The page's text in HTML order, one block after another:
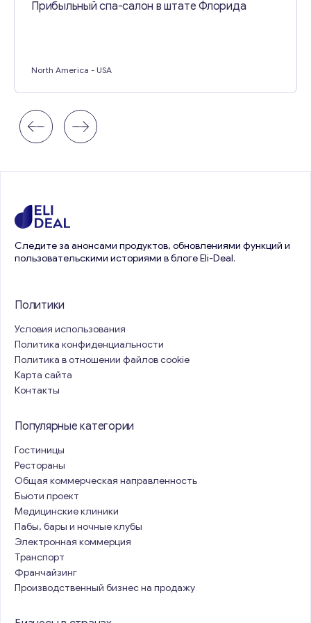
Прибыльный спа-салон в штате Флорида
North America - USA
Следите за анонсами продуктов, обновлениями функций и
пользовательскими историями в блоге Eli-Deal.
Политики
Условия использования
Политика конфиденциальности
Политика в отношении файлов cookie
Карта сайта
Контакты
Популярные категории
Гостиницы
Рестораны
Общая коммерческая направленность
Бьюти проект
Медицинские клиники
Пабы, бары и ночные клубы
Электронная коммерция
Транспорт
Франчайзинг
Производственный бизнес на продажу